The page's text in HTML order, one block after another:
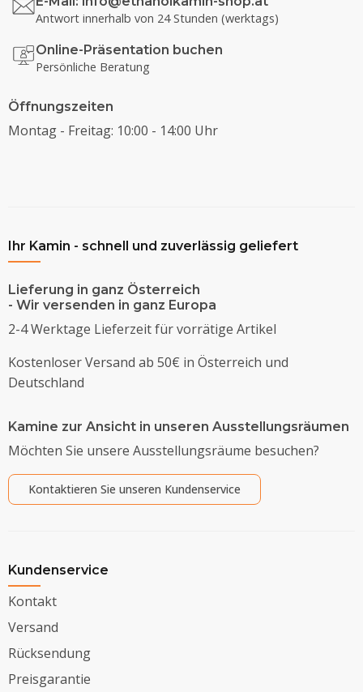
Antwort innerhalb von 24 Stunden (werktags)
Online-Präsentation buchen
Persönliche Beratung
Öffnungszeiten
Montag - Freitag: 10:00 - 14:00 Uhr
Ihr Kamin - schnell und zuverlässig geliefert
Lieferung in ganz Österreich
- Wir versenden in ganz Europa
2-4 Werktage Lieferzeit für vorrätige Artikel
Kostenloser Versand ab 50€ in Österreich und
Deutschland
Kamine zur Ansicht in unseren Ausstellungsräumen
Möchten Sie unsere Ausstellungsräume besuchen?
Kontaktieren Sie unseren Kundenservice
Kundenservice
Kontakt
Versand
Rücksendung
Preisgarantie